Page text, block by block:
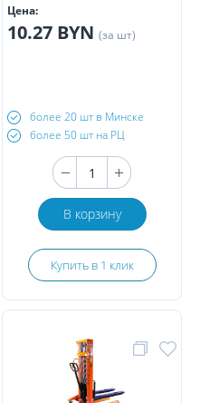
Цена:
10.27 BYN (за шт)
более 20 шт в Минске
более 50 шт на РЦ
В корзину
Купить в 1 клик